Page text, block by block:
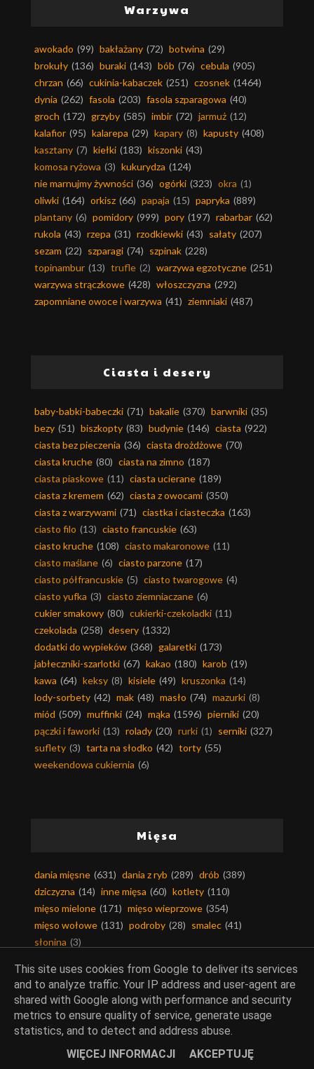
Warzywa
awokado (99) bakłażany (72) botwina (29)
brokuły (136) buraki (143) bób (76) cebula (905)
chrzan (66) cukinia-kabaczek (251) czosnek (1464)
dynia (262) fasola (203) fasola szparagowa (40)
groch (172) grzyby (585) imbir (72) jarmuż (12)
kalafior (95) kalarepa (29) kapary (8) kapusty (408)
kasztany (7) kiełki (183) kiszonki (43)
komosa ryżowa (3) kukurydza (124)
nie marnujmy żywności (36) ogórki (323) okra (1)
oliwki (164) orkisz (66) papaja (15) papryka (889)
plantany (6) pomidory (999) pory (197) rabarbar (62)
rukola (43) rzepa (31) rzodkiewki (43) sałaty (207)
sezam (22) szparagi (74) szpinak (228)
topinambur (13) trufle (2) warzywa egzotyczne (251)
warzywa strączkowe (428) włoszczyzna (292)
zapomniane owoce i warzywa (41) ziemniaki (487)
Ciasta i desery
baby-babki-babeczki (71) bakalie (370) barwniki (35)
bezy (51) biszkopty (83) budynie (146) ciasta (922)
ciasta bez pieczenia (36) ciasta drożdżowe (70)
ciasta kruche (80) ciasta na zimno (187)
ciasta piaskowe (11) ciasta ucierane (189)
ciasta z kremem (62) ciasta z owocami (350)
ciasta z warzywami (71) ciastka i ciasteczka (163)
ciasto filo (13) ciasto francuskie (63)
ciasto kruche (108) ciasto makaronowe (11)
ciasto maślane (6) ciasto parzone (17)
ciasto półfrancuskie (5) ciasto twarogowe (4)
ciasto yufka (3) ciasto ziemniaczane (6)
cukier smakowy (80) cukierki-czekoladki (11)
czekolada (258) desery (1332)
dodatki do wypieków (368) galaretki (173)
jabłeczniki-szarlotki (67) kakao (180) karob (19)
kawa (64) keksy (8) kisiele (49) kruszonka (14)
lody-sorbety (42) mak (48) masło (74) mazurki (8)
miód (509) muffinki (24) mąka (1596) pierniki (20)
pączki i faworki (13) rolady (20) rurki (1) serniki (327)
suflety (3) tarta na słodko (42) torty (55)
weekendowa cukiernia (6)
Mięsa
dania mięsne (631) dania z ryb (289) drób (389)
dziczyzna (14) inne mięsa (60) kotlety (110)
mięso mielone (171) mięso wieprzowe (354)
mięso wołowe (131) podroby (28) smalec (41)
słonina (3)
Kuchnie świata
kuchnia arabska (49) kuchnia afryki
(6)
This site uses cookies from Google to deliver its services
and to analyze traffic. Your IP address and user-agent are
shared with Google along with performance and security
metrics to ensure quality of service, generate usage
statistics, and to detect and address abuse.
WIĘCEJ INFORMACJI
AKCEPTUJĘ